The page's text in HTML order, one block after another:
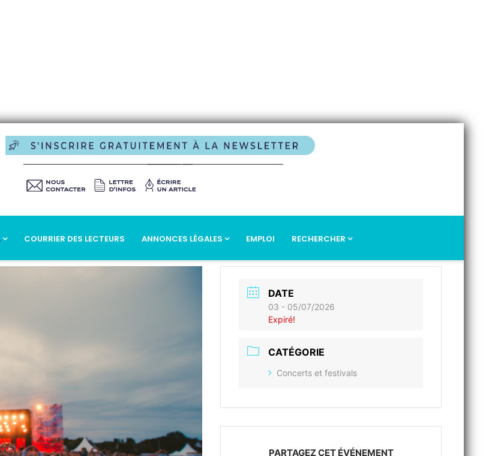
COURRIER DES LECTEURS ANNONCES LÉGALES EMPLOI RECHERCHER
DATE
03 - 05/07/2026
Expiré!
CATÉGORIE
Concerts et festivals
PARTAGEZ CET ÉVÉNEMENT